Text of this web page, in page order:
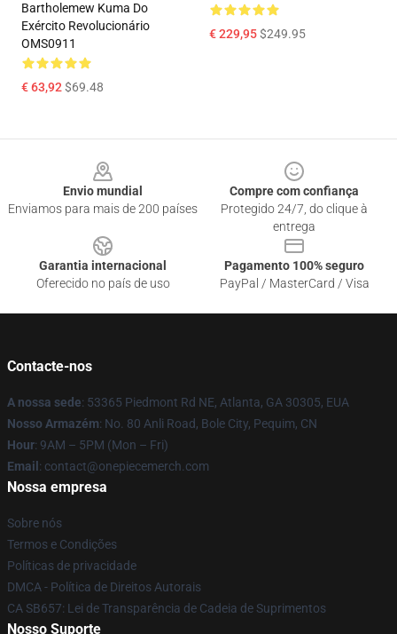
Bartholemew Kuma Do
Exército Revolucionário
OMS0911
€ 63,92$69.48
€ 229,95$249.95
Envio mundial
Enviamos para mais de 200 países
Compre com confiança
Protegido 24/7, do clique à
entrega
Garantia internacional
Oferecido no país de uso
Pagamento 100% seguro
PayPal / MasterCard / Visa
Contacte-nos
A nossa sede: 53365 Piedmont Rd NE, Atlanta, GA 30305, EUA
Nosso Armazém: No. 80 Anli Road, Bole City, Pequim, CN
Hour: 9AM – 5PM (Mon – Fri)
Email : contact@onepiecemerch.com
Nossa empresa
Sobre nós
Termos e Condições
Políticas de privacidade
DMCA - Política de Direitos Autorais
CA SB657: Lei de Transparência de Cadeia de Suprimentos
Nosso Suporte